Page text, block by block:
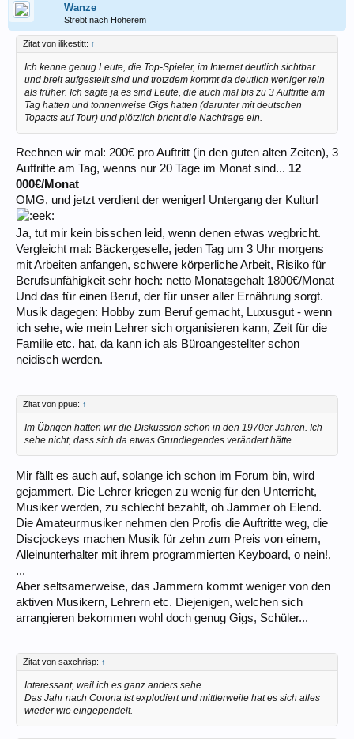
Wanze
Strebt nach Höherem
Zitat von ilikestitt: ↑
Ich kenne genug Leute, die Top-Spieler, im Internet deutlich sichtbar
und breit aufgestellt sind und trotzdem kommt da deutlich weniger rein
als früher. Ich sagte ja es sind Leute, die auch mal bis zu 3 Auftritte am
Tag hatten und tonnenweise Gigs hatten (darunter mit deutschen
Topacts auf Tour) und plötzlich bricht die Nachfrage ein.
Rechnen wir mal: 200€ pro Auftritt (in den guten alten Zeiten), 3
Auftritte am Tag, wenns nur 20 Tage im Monat sind... 12
000€/Monat
OMG, und jetzt verdient der weniger! Untergang der Kultur!
Ja, tut mir kein bisschen leid, wenn denen etwas wegbricht.
Vergleicht mal: Bäckergeselle, jeden Tag um 3 Uhr morgens
mit Arbeiten anfangen, schwere körperliche Arbeit, Risiko für
Berufsunfähigkeit sehr hoch: netto Monatsgehalt 1800€/Monat
Und das für einen Beruf, der für unser aller Ernährung sorgt.
Musik dagegen: Hobby zum Beruf gemacht, Luxusgut - wenn
ich sehe, wie mein Lehrer sich organisieren kann, Zeit für die
Familie etc. hat, da kann ich als Büroangestellter schon
neidisch werden.
Zitat von ppue: ↑
Im Übrigen hatten wir die Diskussion schon in den 1970er Jahren. Ich
sehe nicht, dass sich da etwas Grundlegendes verändert hätte.
Mir fällt es auch auf, solange ich schon im Forum bin, wird
gejammert. Die Lehrer kriegen zu wenig für den Unterricht,
Musiker werden, zu schlecht bezahlt, oh Jammer oh Elend.
Die Amateurmusiker nehmen den Profis die Auftritte weg, die
Discjockeys machen Musik für zehn zum Preis von einem,
Alleinunterhalter mit ihrem programmierten Keyboard, o nein!,
...
Aber seltsamerweise, das Jammern kommt weniger von den
aktiven Musikern, Lehrern etc. Diejenigen, welchen sich
arrangieren bekommen wohl doch genug Gigs, Schüler...
Zitat von saxchrisp: ↑
Interessant, weil ich es ganz anders sehe.
Das Jahr nach Corona ist explodiert und mittlerweile hat es sich alles
wieder wie eingependelt.